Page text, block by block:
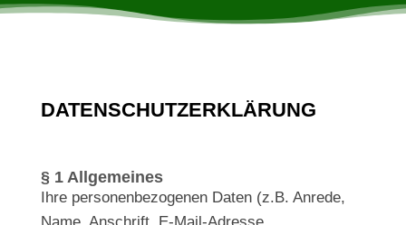
DATENSCHUTZERKLÄRUNG
§ 1 Allgemeines
Ihre personenbezogenen Daten (z.B. Anrede,